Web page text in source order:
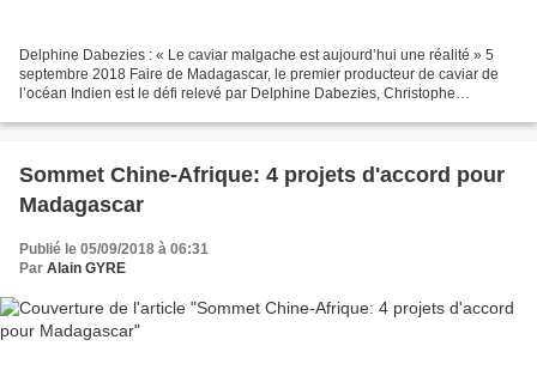
Delphine Dabezies : « Le caviar malgache est aujourd’hui une réalité » 5
septembre 2018 Faire de Madagascar, le premier producteur de caviar de
l’océan Indien est le défi relevé par Delphine Dabezies, Christophe
Sommet Chine-Afrique: 4 projets d'accord pour
Madagascar
Publié le 05/09/2018 à 06:31
Par Alain GYRE